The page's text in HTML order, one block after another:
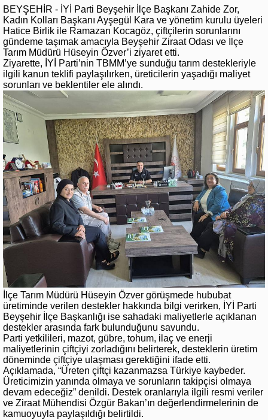
BEYŞEHİR - İYİ Parti Beyşehir İlçe Başkanı Zahide Zor,
Kadın Kolları Başkanı Ayşegül Kara ve yönetim kurulu üyeleri
Hatice Birlik ile Ramazan Kocagöz, çiftçilerin sorunlarını
gündeme taşımak amacıyla Beyşehir Ziraat Odası ve İlçe
Tarım Müdürü Hüseyin Özver’i ziyaret etti.
Ziyarette, İYİ Parti’nin TBMM’ye sunduğu tarım destekleriyle
ilgili kanun teklifi paylaşılırken, üreticilerin yaşadığı maliyet
sorunları ve beklentiler ele alındı.
İlçe Tarım Müdürü Hüseyin Özver görüşmede hububat
üretiminde verilen destekler hakkında bilgi verirken, İYİ Parti
Beyşehir İlçe Başkanlığı ise sahadaki maliyetlerle açıklanan
destekler arasında fark bulunduğunu savundu.
Parti yetkilileri, mazot, gübre, tohum, ilaç ve enerji
maliyetlerinin çiftçiyi zorladığını belirterek, desteklerin üretim
döneminde çiftçiye ulaşması gerektiğini ifade etti.
Açıklamada, “Üreten çiftçi kazanmazsa Türkiye kaybeder.
Üreticimizin yanında olmaya ve sorunların takipçisi olmaya
devam edeceğiz” denildi. Destek oranlarıyla ilgili resmi veriler
ve Ziraat Mühendisi Özgür Bakan’ın değerlendirmelerinin de
kamuoyuyla paylaşıldığı belirtildi.